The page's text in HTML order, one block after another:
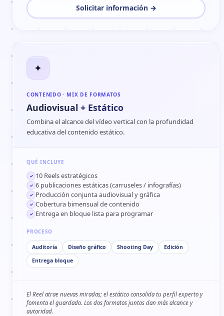
Solicitar información →
✦
CONTENIDO · MIX DE FORMATOS
Audiovisual + Estático
Combina el alcance del vídeo vertical con la profundidad
educativa del contenido estático.
QUÉ INCLUYE
✓ 10 Reels estratégicos
✓ 6 publicaciones estáticas (carruseles / infografías)
✓ Producción conjunta audiovisual y gráfica
✓ Cobertura bimensual de contenido
✓ Entrega en bloque lista para programar
PROCESO
Auditoría Diseño gráfico Shooting Day
Edición
Entrega bloque
El Reel atrae nuevas miradas; el estático consolida tu perfil experto y
fomenta el guardado. Los dos formatos juntos dan más alcance y
autoridad.